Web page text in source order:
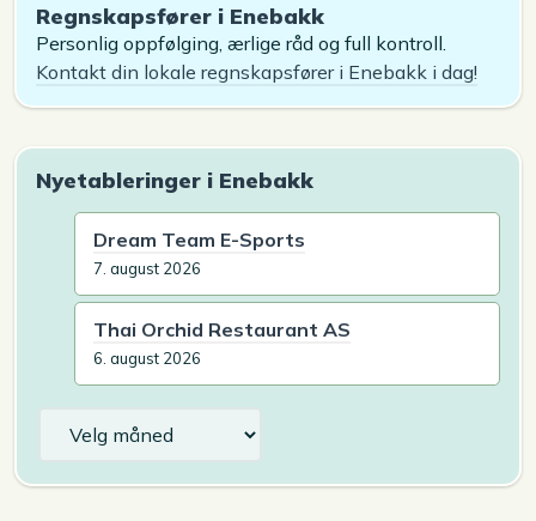
Regnskapsfører i Enebakk
Personlig oppfølging, ærlige råd og full kontroll.
Kontakt din lokale regnskapsfører i Enebakk i dag!
Nyetableringer i Enebakk
Dream Team E-Sports
7. august 2026
Thai Orchid Restaurant AS
6. august 2026